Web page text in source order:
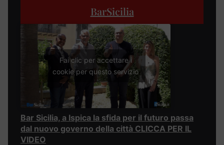
BarSicilia
Fai clic per accettare i
cookie per questo servizio
Bar Sicilia, a Ispica la sfida per il futuro passa
dal nuovo governo della città CLICCA PER IL
VIDEO